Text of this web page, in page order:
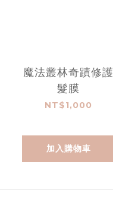
魔法叢林奇蹟修護
髮膜
NT$1,000
加入購物車